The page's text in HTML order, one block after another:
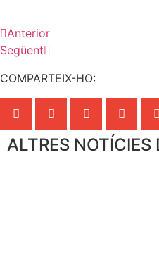
Anterior
Següent
COMPARTEIX-HO:
ALTRES NOTÍCIES